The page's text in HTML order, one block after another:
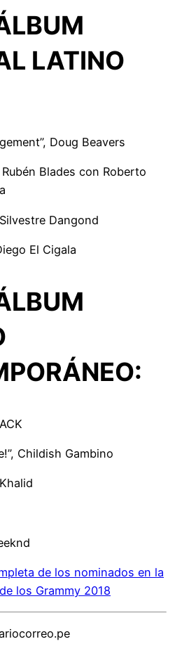
LATINO
Doug Beavers
Rubén Blades con Roberto
Dangond
El Cigala
Childish Gambino
de los nominados en la
los Grammy 2018